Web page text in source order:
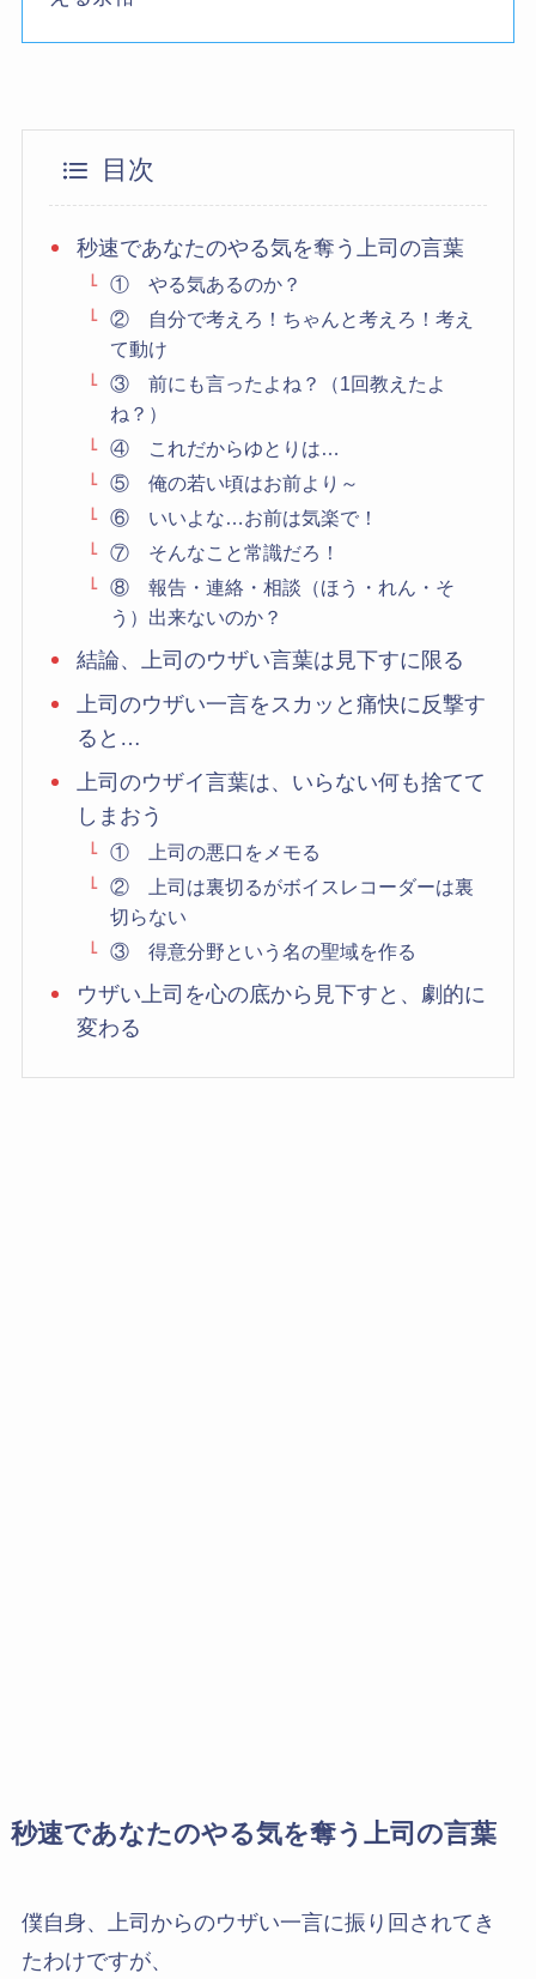
目次
秒速であなたのやる気を奪う上司の言葉
① やる気あるのか？
② 自分で考えろ！ちゃんと考えろ！考え
て動け
③ 前にも言ったよね？（1回教えたよ
ね？）
④ これだからゆとりは…
⑤ 俺の若い頃はお前より～
⑥ いいよな…お前は気楽で！
⑦ そんなこと常識だろ！
⑧ 報告・連絡・相談（ほう・れん・そ
う）出来ないのか？
結論、上司のウザい言葉は見下すに限る
上司のウザい一言をスカッと痛快に反撃す
ると…
上司のウザイ言葉は、いらない何も捨てて
しまおう
① 上司の悪口をメモる
② 上司は裏切るがボイスレコーダーは裏
切らない
③ 得意分野という名の聖域を作る
ウザい上司を心の底から見下すと、劇的に
変わる
秒速であなたのやる気を奪う上司の言葉
僕自身、上司からのウザい一言に振り回されてき
たわけですが、